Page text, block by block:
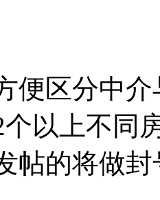
便区分中
以上不同
帖的将做